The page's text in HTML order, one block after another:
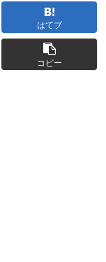
はてブ
コピー